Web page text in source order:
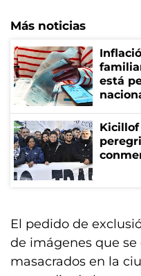
Más noticias
está
El pedido de
de imágenes que
masacrados en la